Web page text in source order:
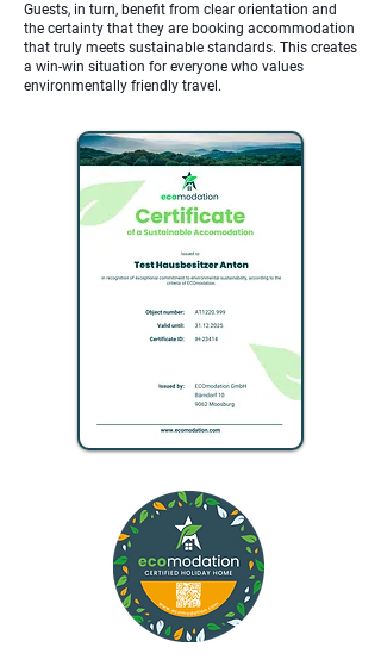
Guests, in turn, benefit from clear orientation and
the certainty that they are booking accommodation
that truly meets sustainable standards. This creates
a win-win situation for everyone who values
environmentally friendly travel.